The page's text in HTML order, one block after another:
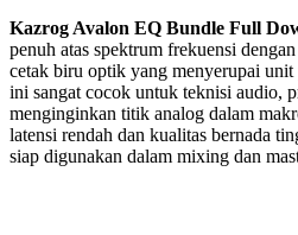
Kazrog Avalon EQ Bundle Full
penuh atas spektrum frekuensi
cetak biru optik yang menyerupai
ini sangat cocok untuk teknisi audio,
menginginkan titik analog dalam
latensi rendah dan kualitas bernada
siap digunakan dalam mixing dan